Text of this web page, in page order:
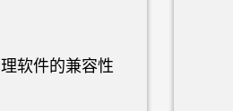
软件的兼容性